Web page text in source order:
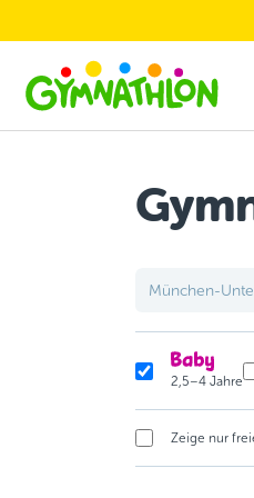
2,5–4 Jahre
Zeige nur